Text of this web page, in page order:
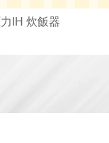
IH 炊飯器